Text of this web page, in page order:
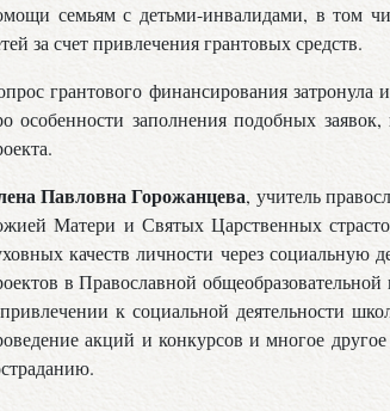
семьям с детьми-инвалидами, в том
за счет привлечения грантовых средств.
грантового финансирования
особенности заполнения подобных
Павловна Горожанцева, учитель
Матери и Святых Царственных
качеств личности через социальную
в Православной
к социальной деятельности
акций и конкурсов и многое